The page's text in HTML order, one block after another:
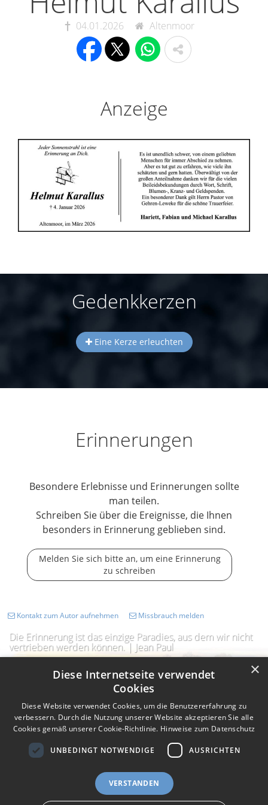
04.01.2026 Altenmoor
Anzeige
Gedenkkerzen
Eine Kerze erleuchten
Erinnerungen
Besondere Erlebnisse und Erinnerungen sollte
man teilen.
Schreiben Sie über die Ereignisse, die Ihnen
besonders in Erinnerung geblieben sind.
Melden Sie sich bitte an, um eine Erinnerung
zu schreiben
Die Erinnerung ist das einzige Paradies, aus dem wir nicht
vertrieben werden können. | Jean Paul
Kontakt zum Autor aufnehmen Missbrauch melden
Nutzungsbedingungen Datenschutz
Barriere melden
m
Accessibility-Modus aktivieren
IKontrastmodus aktivieren
×
Diese Internetseite verwendet
Cookies
Diese Website verwendet Cookies, um die Benutzererfahrung zu
verbessern. Durch die Nutzung unserer Website akzeptieren Sie alle
Cookies gemäß unserer Cookie-Richtlinie. Hinweise zum Datenschutz
UNBEDINGT NOTWENDIGE AUSRICHTEN
VERSTANDEN